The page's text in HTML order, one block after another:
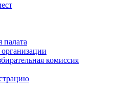
палата
комиссия